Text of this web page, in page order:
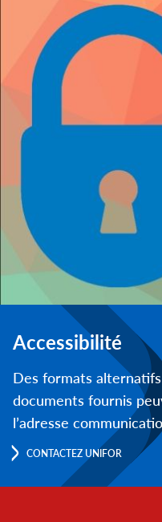
Accessibilité
Des formats
documents fournis
l’adresse
CONTACTEZ UNIFOR